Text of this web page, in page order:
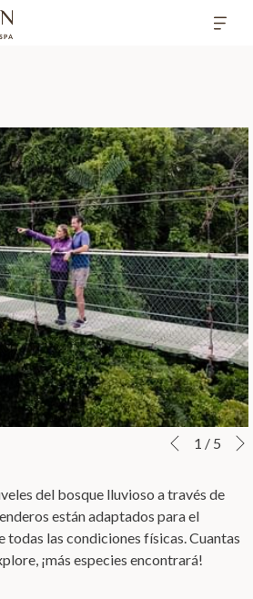
Botones
Al
Anterior
1 / 5
del bosque lluvioso a través de
están adaptados para el
todas las condiciones físicas. Cuantas
¡más especies encontrará!